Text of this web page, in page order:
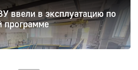
ввели в эксплуатацию по
программе